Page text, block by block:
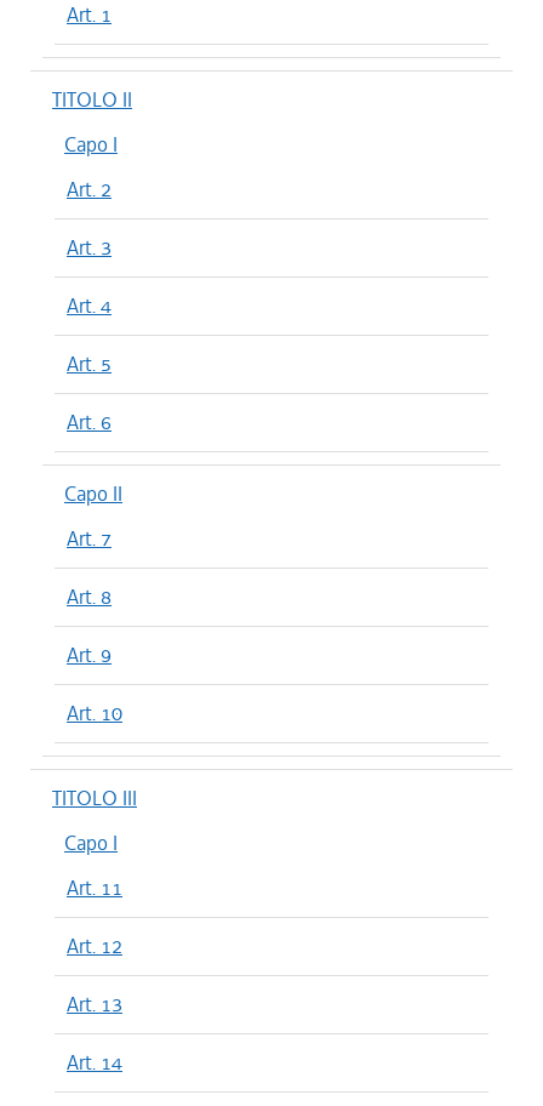
Art. 1
TITOLO II
Capo I
Art. 2
Art. 3
Art. 4
Art. 5
Art. 6
Capo II
Art. 7
Art. 8
Art. 9
Art. 10
TITOLO III
Capo I
Art. 11
Art. 12
Art. 13
Art. 14